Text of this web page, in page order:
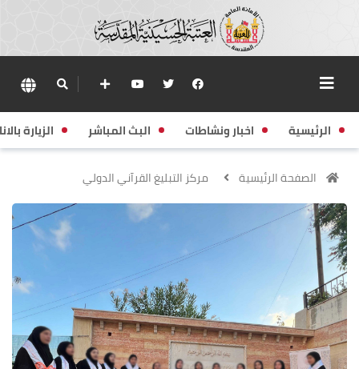
الرئيسية اخبار ونشاطات البث المباشر الزيارة
الصفحة الرئيسية مركز التبليغ القرآني الدولي